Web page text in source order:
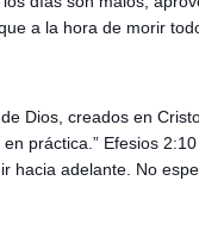
a la hora de morir
Dios, creados en
práctica.” Efesios
hacia adelante. No